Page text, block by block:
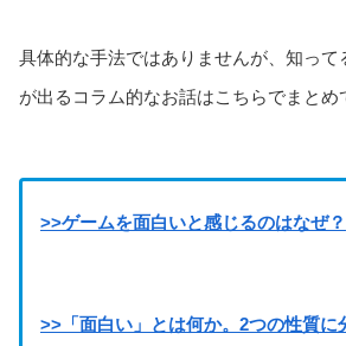
具体的な手法ではありませんが、知って
が出るコラム的なお話はこちらでまとめ
>>ゲームを面白いと感じるのはなぜ？
>>「面白い」とは何か。2つの性質に